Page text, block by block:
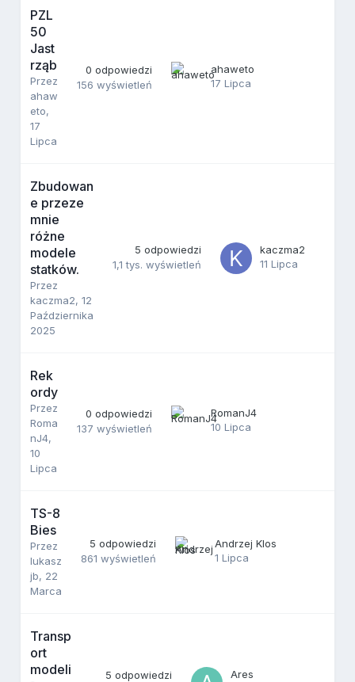
PZL
50
Jast
rząb
Przez
ahaw
eto,
17
Lipca
0 odpowiedzi
156 wyświetleń
ahaweto
17 Lipca
Zbudowan
e przeze
mnie
różne
modele
statków.
Przez
kaczma2,12
Października
2025
5 odpowiedzi
1,1 tys. wyświetleń
kaczma2
11 Lipca
Rek
ordy
Przez
Roma
nJ4,
10
Lipca
0 odpowiedzi
137 wyświetleń
RomanJ4
10 Lipca
TS-8
Bies
Przez
lukasz
jb, 22
Marca
5 odpowiedzi
861 wyświetleń
Andrzej Klos
1 Lipca
Transp
ort
modeli
5 odpowiedzi
Ares